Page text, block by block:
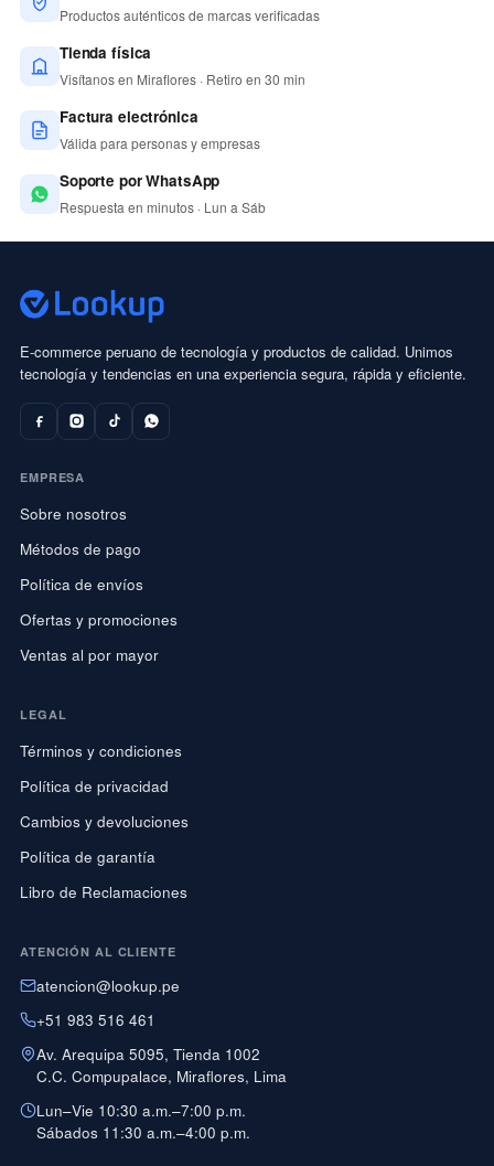
Productos auténticos de marcas verificadas
Tienda física
Visítanos en Miraflores · Retiro en 30 min
Factura electrónica
Válida para personas y empresas
Soporte por WhatsApp
Respuesta en minutos · Lun a Sáb
E-commerce peruano de tecnología y productos de calidad. Unimos
tecnología y tendencias en una experiencia segura, rápida y eficiente.
EMPRESA
Sobre nosotros
Métodos de pago
Política de envíos
Ofertas y promociones
Ventas al por mayor
LEGAL
Términos y condiciones
Política de privacidad
Cambios y devoluciones
Política de garantía
Libro de Reclamaciones
ATENCIÓN AL CLIENTE
atencion@lookup.pe
+51 983 516 461
Av. Arequipa 5095, Tienda 1002
C.C. Compupalace, Miraflores, Lima
Lun–Vie 10:30 a.m.–7:00 p.m.
Sábados 11:30 a.m.–4:00 p.m.